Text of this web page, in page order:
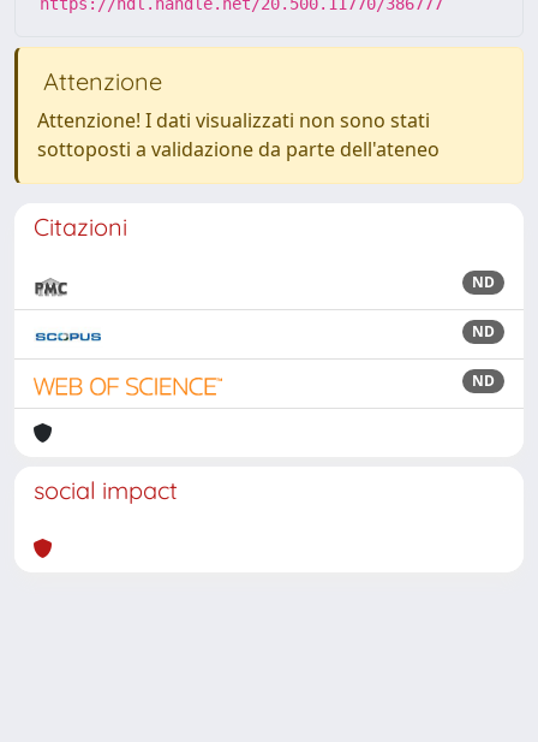
Attenzione
Attenzione! I dati visualizzati non sono stati
sottoposti a validazione da parte dell'ateneo
Citazioni
ND
ND
ND
social impact